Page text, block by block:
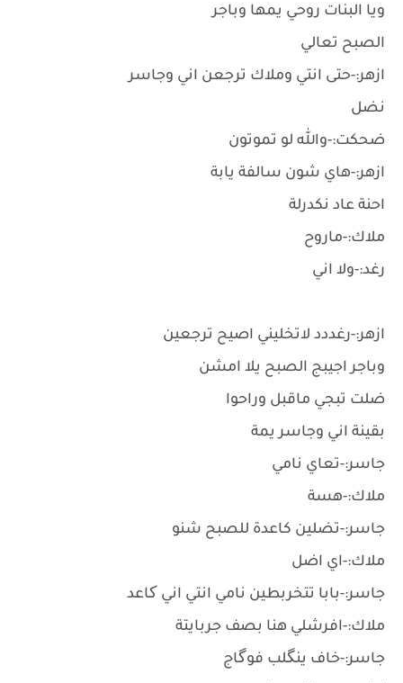
ويا البنات روحي يمها وباجر
الصبح تعالي
ازهر:-حتى انتي وملاك ترجعن اني وجاسر
نضل
ضحكت:-والله لو تموتون
ازهر:-هاي شون سالفة يابة
احنة عاد نكدرلة
ملاك:-ماروح
رغد:-ولا اني
ازهر:-رغددد لاتخليني اصيح ترجعين
وباجر اجيبج الصبح يلا امشن
ضلت تبجي ماقبل وراحوا
بقينة اني وجاسر يمة
جاسر:-تعاي نامي
ملاك:-هسة
جاسر:-تضلين كاعدة للصبح شنو
ملاك:-اي اضل
جاسر:-بابا تتخربطين نامي انتي اني کاعد
ملاك:-افرشلي هنا بصف جربايتة
جاسر:-خاف ينگلب فوگاج